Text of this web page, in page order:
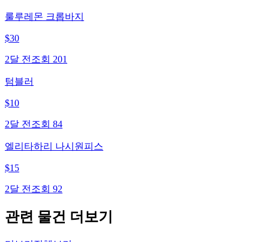
룰루레몬 크롭바지
$30
2달 전 조회 201
텀블러
$10
2달 전 조회 84
엘리타하리 나시원피스
$15
2달 전 조회 92
관련 물건 더보기